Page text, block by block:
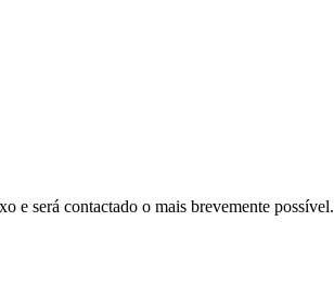
e será contactado o mais brevemente possível.